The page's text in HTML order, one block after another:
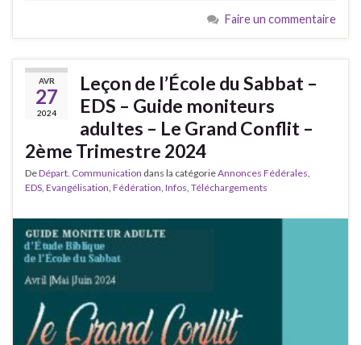
Faire un commentaire
AVR
27
2024
Leçon de l’École du Sabbat –
EDS – Guide moniteurs
adultes – Le Grand Conflit –
2ème Trimestre 2024
DeDépart. Communication dans la catégorieAnnonces Fédérales,
EDS, Evangélisation, Fédération, Infos, Téléchargements